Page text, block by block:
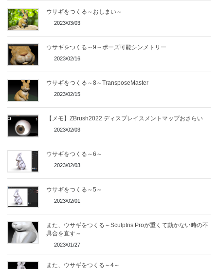
ウサギをつくる～おしまい～
2023/03/03
ウサギをつくる～9～ポーズ可能シンメトリー
2023/02/16
ウサギをつくる～8～TransposeMaster
2023/02/15
【メモ】ZBrush2022 ディスプレイスメントマップおさらい
2023/02/03
ウサギをつくる～6～
2023/02/03
ウサギをつくる～5～
2023/02/01
また、ウサギをつくる～Sculptris Proが重くて動かない時の不
具合を直す～
2023/01/27
また、ウサギをつくる～4～